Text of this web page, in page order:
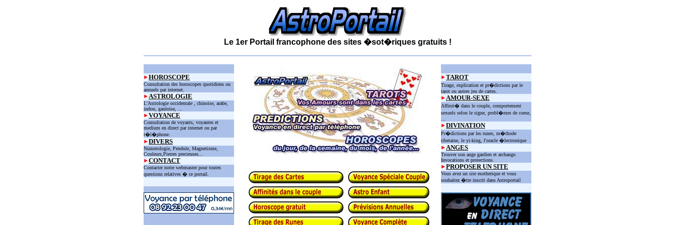
Le 1er Portail francophone des sites �sot�riques gratuits !
HOROSCOPE
Consultation des horoscopes quotidiens ou
annuels par internet.
ASTROLOGIE
L'Astrologie occidentale , chinoise, arabe,
indou, gauloise, ...
VOYANCE
Consultation de voyants, voyantes et
medium en direct par internet ou par
t�l�phone.
DIVERS
Numerologie, Pendule, Magnetisme,
Couleurs,Pierres precieuses...
CONTACT
Contacter notre webmaster pour toutes
questions relatives � ce portail.
TAROT
Tirage, explication et pr�dictions par le
tarot ou autres jeu de cartes.
AMOUR-SEXE
Affinit� dans le couple, comportement
sexuels selon le signe, probl�mes de coeur,
DIVINATION
Pr�dictions par les runes, m�thode
tibetaine, le yi-king, l'oracle �lectronique
ANGES
Trouver son ange gardien et archange.
Invocations et protections.
PROPOSER UN SITE
Vous avez un site esotherique et vous
souhaitez �tre inscrit dans Astroportail